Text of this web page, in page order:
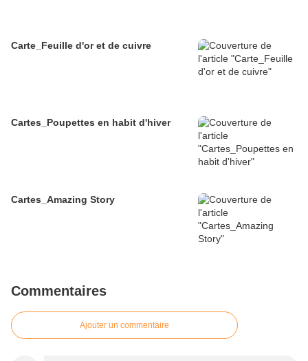
Carte_Feuille d'or et de cuivre
Cartes_Poupettes en habit d'hiver
Cartes_Amazing Story
Commentaires
Ajouter un commentaire